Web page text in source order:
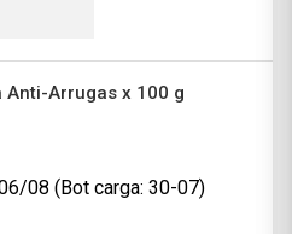
Anti-Arrugas x 100 g
08 (Bot carga: 30-07)